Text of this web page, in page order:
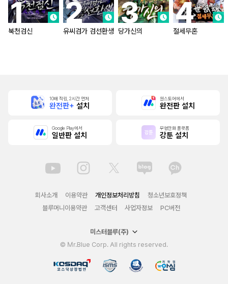
북천검신 유씨검가 검선환생 당가신의 절세무혼
10배 적립, 2시간 먼저
완전판+ 설치
원스토어에서
완전판 설치
Google Play에서
일반판 설치
무협만화 플랫폼
강툰 설치
회사소개 이용약관 개인정보처리방침
청소년보호정책
블루머니이용약관
고객센터 사업자정보 PC버전
미스터블루(주)
© Mr.Blue Corp. All rights reserved.